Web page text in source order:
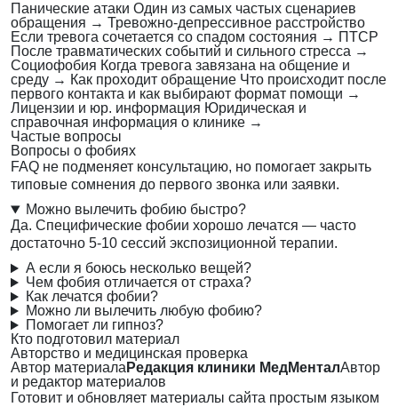
Панические атаки Один из самых частых сценариев
обращения → Тревожно-депрессивное расстройство
Если тревога сочетается со спадом состояния → ПТСР
После травматических событий и сильного стресса →
Социофобия Когда тревога завязана на общение и
среду → Как проходит обращение Что происходит после
первого контакта и как выбирают формат помощи →
Лицензии и юр. информация Юридическая и
справочная информация о клинике →
Частые вопросы
Вопросы о фобиях
FAQ не подменяет консультацию, но помогает закрыть
типовые сомнения до первого звонка или заявки.
Можно вылечить фобию быстро?
Да. Специфические фобии хорошо лечатся — часто
достаточно 5-10 сессий экспозиционной терапии.
А если я боюсь несколько вещей?
Чем фобия отличается от страха?
Как лечатся фобии?
Можно ли вылечить любую фобию?
Помогает ли гипноз?
Кто подготовил материал
Авторство и медицинская проверка
Автор материала Редакция клиники МедМенталАвтор
и редактор материалов
Готовит и обновляет материалы сайта простым языком